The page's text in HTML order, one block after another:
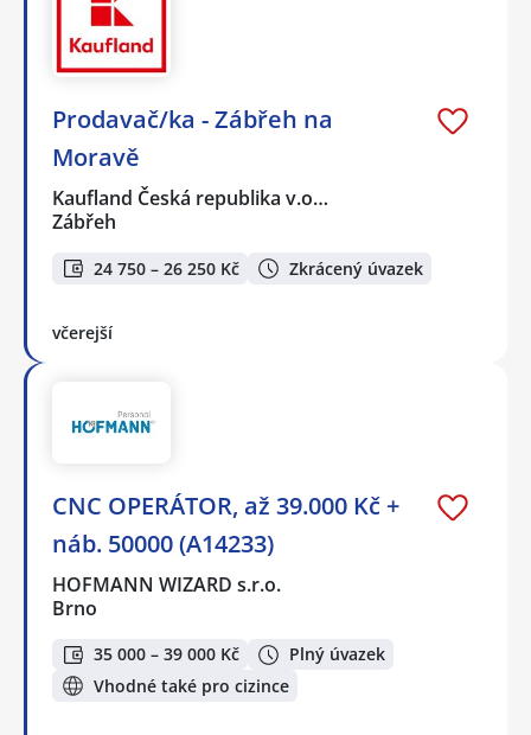
Prodavač/ka - Zábřeh na
Moravě
Kaufland Česká republika v.o…
Zábřeh
24 750 – 26 250 Kč Zkrácený úvazek
včerejší
CNC OPERÁTOR, až 39.000 Kč +
náb. 50000 (A14233)
HOFMANN WIZARD s.r.o.
Brno
35 000 – 39 000 Kč
Plný úvazek
Vhodné také pro cizince